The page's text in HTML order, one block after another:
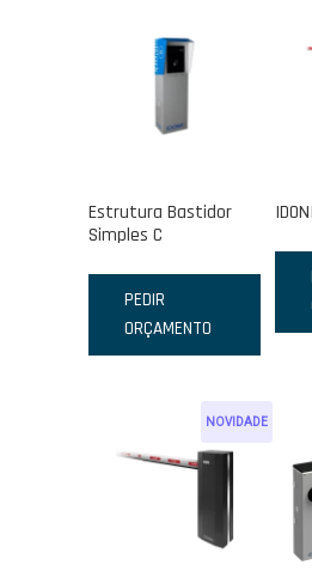
Estrutura Bastidor
Simples C
PEDIR
ORÇAMENTO
NOVIDADE